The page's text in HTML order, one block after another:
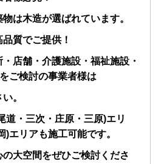
は木造が選ばれています。
質でご提供！
店舗・介護施設・福祉施設・
ご検討の事業者様は
。
道・三次・庄原・三原)エリ
)エリアも施工可能です。
大空間をぜひご検討くださ